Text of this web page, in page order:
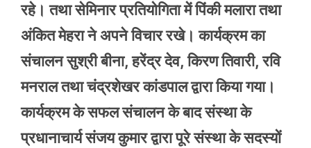
रहे। तथा सेमिनार प्रतियोगिता में पिंकी मलारा तथा
अंकित मेहरा ने अपने विचार रखे। कार्यक्रम का
संचालन सुश्री बीना, हरेंद्र देव, किरण तिवारी, रवि
मनराल तथा चंद्रशेखर कांडपाल द्वारा किया गया।
कार्यक्रम के सफल संचालन के बाद संस्था के
प्रधानाचार्य संजय कुमार द्वारा पूरे संस्था के सदस्यों